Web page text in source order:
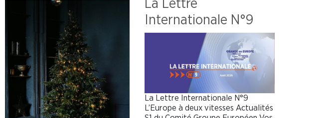
La Lettre
Internationale N°9
La Lettre Internationale N°9
L’Europe à deux vitesses Actualités